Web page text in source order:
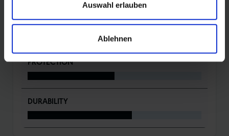
Auswahl erlauben
Ablehnen
ROLLING
PROTECTION
DURABILITY